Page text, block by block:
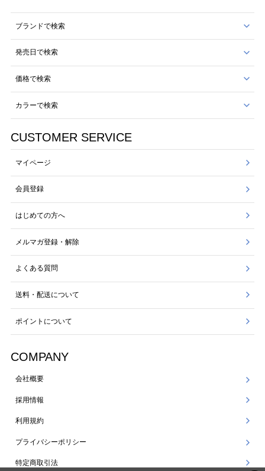
ブランドで検索
発売日で検索
価格で検索
カラーで検索
CUSTOMER SERVICE
マイページ
会員登録
はじめての方へ
メルマガ登録・解除
よくある質問
送料・配送について
ポイントについて
COMPANY
会社概要
採用情報
利用規約
プライバシーポリシー
特定商取引法